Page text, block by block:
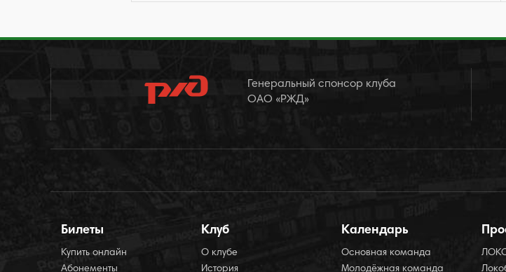
Генеральный спонсор клуба
ОАО «РЖД»
Билеты
Купить онлайн
Абонементы
Клуб
О клубе
История
Календарь
Основная команда
Молодёжная команда